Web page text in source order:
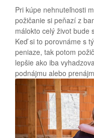
Pri kúpe nehnuteľnosti
požičanie si peňazí z
málokto celý život bude
Keď si to porovnáme s
peniaze, tak potom
lepšie ako iba
podnájmu alebo